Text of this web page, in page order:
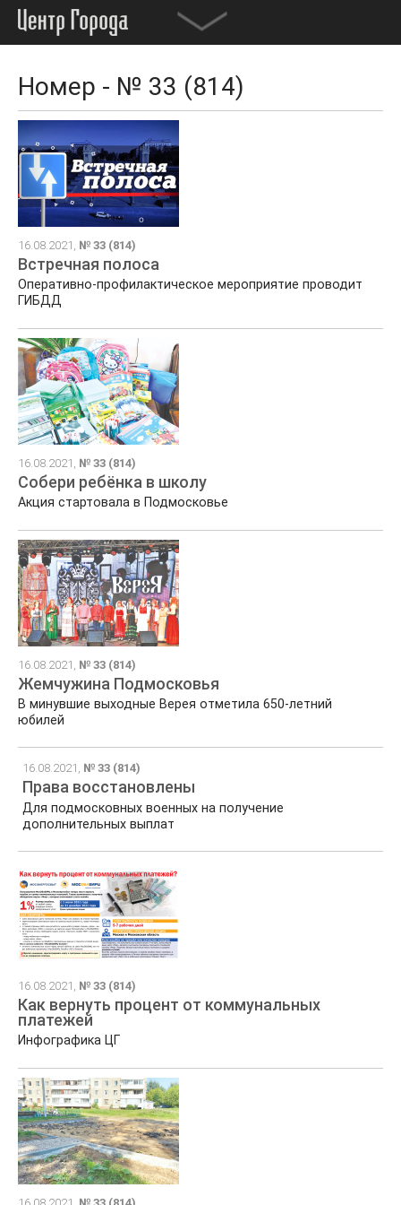
Номер - № 33 (814)
16.08.2021, № 33 (814)
Встречная полоса
Оперативно-профилактическое мероприятие проводит
ГИБДД
16.08.2021, № 33 (814)
Собери ребёнка в школу
Акция стартовала в Подмосковье
16.08.2021, № 33 (814)
Жемчужина Подмосковья
В минувшие выходные Верея отметила 650-летний
юбилей
16.08.2021, № 33 (814)
Права восстановлены
Для подмосковных военных на получение
дополнительных выплат
16.08.2021, № 33 (814)
Как вернуть процент от коммунальных
платежей
Инфографика ЦГ